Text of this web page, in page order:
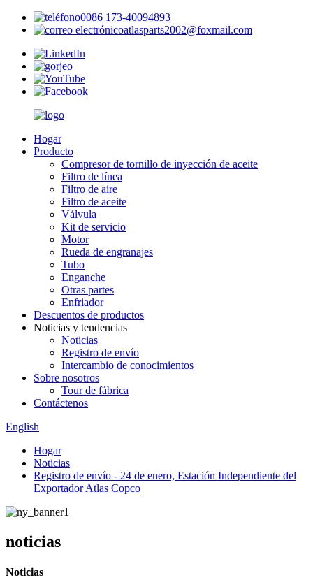
0086 173-40094893
atlasparts2002@foxmail.com
Hogar
Producto
Compresor de tornillo de inyección de aceite
Filtro de línea
Filtro de aire
Filtro de aceite
Válvula
Kit de servicio
Motor
Rueda de engranajes
Tubo
Enganche
Otras partes
Enfriador
Descuentos de productos
Noticias y tendencias
Noticias
Registro de envío
Intercambio de conocimientos
Sobre nosotros
Tour de fábrica
Contáctenos
English
Hogar
Noticias
Registro de envío - 24 de enero, Estación Independiente del
Exportador Atlas Copco
noticias
Noticias